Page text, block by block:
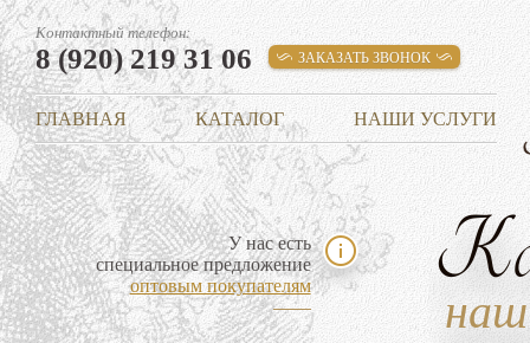
Контактный телефон:
8 (920) 219 31 06 ЗАКАЗАТЬ ЗВОНОК
ГЛАВНАЯ КАТАЛОГ НАШИ УСЛУГИ
У нас есть
специальное предложение
оптовым покупателям